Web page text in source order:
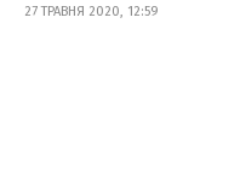
27 ТРАВНЯ 2020, 12:59